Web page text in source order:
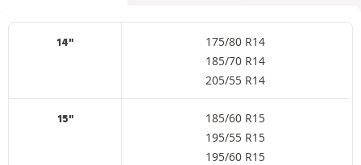
14"
175/80 R14
185/70 R14
205/55 R14
15"
185/60 R15
195/55 R15
195/60 R15